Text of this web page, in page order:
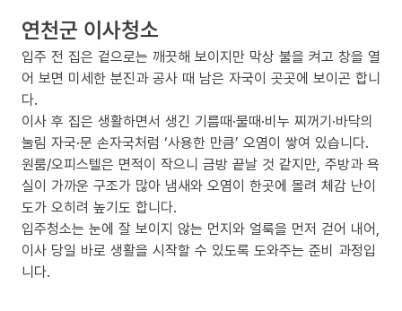
연천군 이사청소
입주 전 집은 겉으로는 깨끗해 보이지만 막상 불을 켜고 창을 열
어 보면 미세한 분진과 공사 때 남은 자국이 곳곳에 보이곤 합니
다.
이사 후 집은 생활하면서 생긴 기름때·물때·비누 찌꺼기·바닥의
눌림 자국·문 손자국처럼 ‘사용한 만큼’ 오염이 쌓여 있습니다.
원룸/오피스텔은 면적이 작으니 금방 끝날 것 같지만, 주방과 욕
실이 가까운 구조가 많아 냄새와 오염이 한곳에 몰려 체감 난이
도가 오히려 높기도 합니다.
입주청소는 눈에 잘 보이지 않는 먼지와 얼룩을 먼저 걷어 내어,
이사 당일 바로 생활을 시작할 수 있도록 도와주는 준비 과정입
니다.